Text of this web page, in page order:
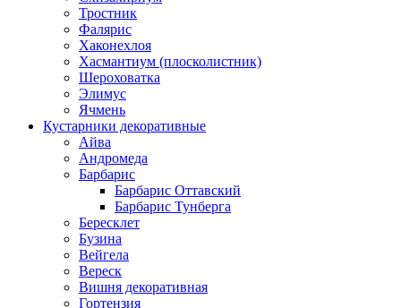
Тростник
Фалярис
Хаконехлоя
Хасмантиум (плосколистник)
Шероховатка
Элимус
Ячмень
Кустарники декоративные
Айва
Андромеда
Барбарис
Барбарис Оттавский
Барбарис Тунберга
Бересклет
Бузина
Вейгела
Вереск
Вишня декоративная
Гортензия